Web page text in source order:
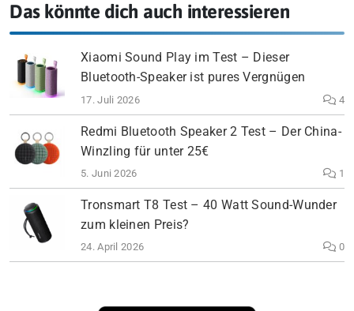
Das könnte dich auch interessieren
Xiaomi Sound Play im Test – Dieser
Bluetooth-Speaker ist pures Vergnügen
17. Juli 2026 4
Redmi Bluetooth Speaker 2 Test – Der China-
Winzling für unter 25€
5. Juni 2026 1
Tronsmart T8 Test – 40 Watt Sound-Wunder
zum kleinen Preis?
24. April 2026 0